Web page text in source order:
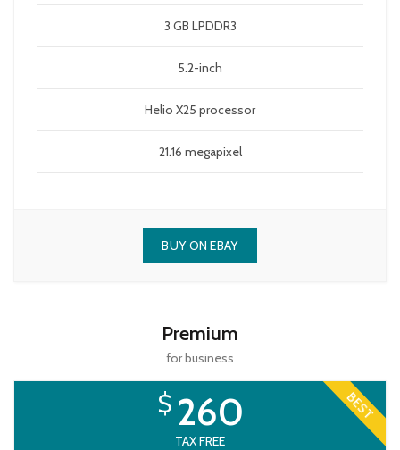
3 GB LPDDR3
5.2-inch
Helio X25 processor
21.16 megapixel
BUY ON EBAY
Premium
for business
BEST
$ 260
TAX FREE